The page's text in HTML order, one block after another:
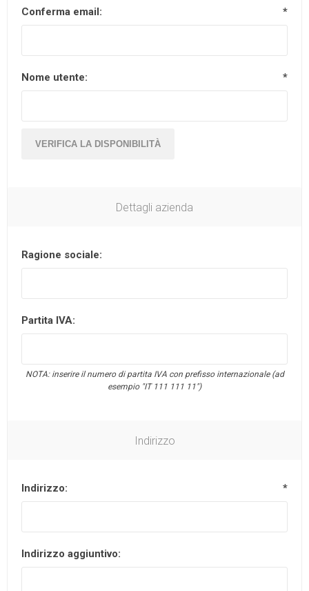
Conferma email: *
Nome utente: *
Dettagli azienda
Ragione sociale:
Partita IVA:
NOTA: inserire il numero di partita IVA con prefisso internazionale (ad
esempio "IT 111 111 11")
Indirizzo
Indirizzo: *
Indirizzo aggiuntivo: